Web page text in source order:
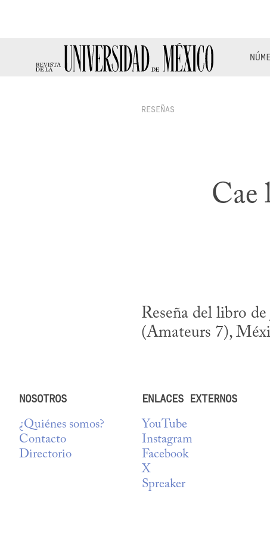
RESEÑAS
Cae
Reseña del libro
(Amateurs 7),
NOSOTROS
¿Quiénes somos?
Contacto
Directorio
ENLACES EXTERNOS
YouTube
Instagram
Facebook
X
Spreaker